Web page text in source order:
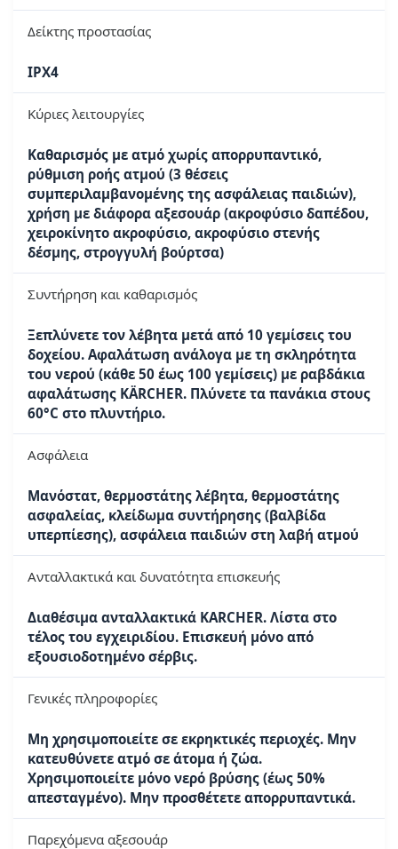
Δείκτης προστασίας
IPX4
Κύριες λειτουργίες
Καθαρισμός με ατμό χωρίς απορρυπαντικό,
ρύθμιση ροής ατμού (3 θέσεις
συμπεριλαμβανομένης της ασφάλειας παιδιών),
χρήση με διάφορα αξεσουάρ (ακροφύσιο δαπέδου,
χειροκίνητο ακροφύσιο, ακροφύσιο στενής
δέσμης, στρογγυλή βούρτσα)
Συντήρηση και καθαρισμός
Ξεπλύνετε τον λέβητα μετά από 10 γεμίσεις του
δοχείου. Αφαλάτωση ανάλογα με τη σκληρότητα
του νερού (κάθε 50 έως 100 γεμίσεις) με ραβδάκια
αφαλάτωσης KÄRCHER. Πλύνετε τα πανάκια στους
60°C στο πλυντήριο.
Ασφάλεια
Μανόστατ, θερμοστάτης λέβητα, θερμοστάτης
ασφαλείας, κλείδωμα συντήρησης (βαλβίδα
υπερπίεσης), ασφάλεια παιδιών στη λαβή ατμού
Ανταλλακτικά και δυνατότητα επισκευής
Διαθέσιμα ανταλλακτικά KARCHER. Λίστα στο
τέλος του εγχειριδίου. Επισκευή μόνο από
εξουσιοδοτημένο σέρβις.
Γενικές πληροφορίες
Μη χρησιμοποιείτε σε εκρηκτικές περιοχές. Μην
κατευθύνετε ατμό σε άτομα ή ζώα.
Χρησιμοποιείτε μόνο νερό βρύσης (έως 50%
απεσταγμένο). Μην προσθέτετε απορρυπαντικά.
Παρεχόμενα αξεσουάρ